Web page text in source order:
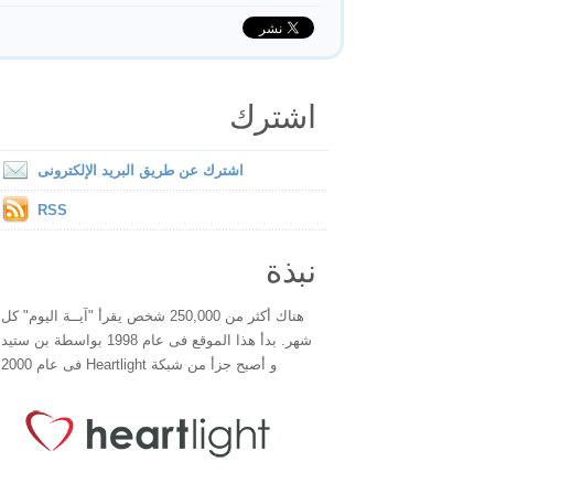
اشترك
اشترك عن طريق البريد الإلكترونى
RSS
نبذة
هناك أكثر من 250,000 شخص يقرأ "آيــة اليوم" كل
شهر. بدأ هذا الموقع فى عام 1998 بواسطة بن ستيد
و أصبح جزأ من شبكة Heartlight فى عام 2000